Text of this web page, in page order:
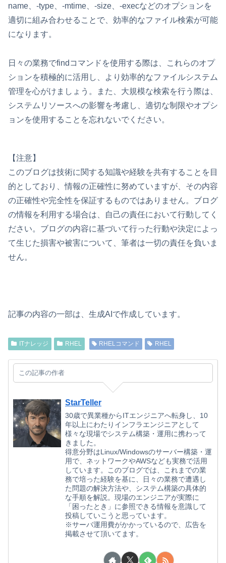
name、-type、-mtime、-size、-execなどのオプションを
適切に組み合わせることで、効率的なファイル検索が可能
になります。
日々の業務でfindコマンドを使用する際は、これらのオプ
ションを積極的に活用し、より効率的なファイルシステム
管理を心がけましょう。また、大規模な検索を行う際は、
システムリソースへの影響を考慮し、適切な制限やオプシ
ョンを使用することを忘れないでください。
【注意】
このブログは技術に関する知識や経験を共有することを目
的としており、情報の正確性に努めていますが、その内容
の正確性や完全性を保証するものではありません。ブログ
の情報を利用する場合は、自己の責任において行動してく
ださい。ブログの内容に基づいて行った行動や決定によっ
て生じた損害や被害について、筆者は一切の責任を負いま
せん。
記事の内容の一部は、生成AIで作成しています。
ITナレッジ RHEL RHELコマンド RHEL
この記事の作者
StarTeller
30歳で異業種からITエンジニアへ転身し、10
年以上にわたりインフラエンジニアとして
様々な現場でシステム構築・運用に携わって
きました。
得意分野はLinux/Windowsのサーバー構築・運
用で、ネットワークやAWSなども実務で活用
しています。このブログでは、これまでの業
務で培った経験を基に、日々の業務で遭遇し
た問題の解決方法や、システム構築の具体的
な手順を解説。現場のエンジニアが実際に
「困ったとき」に参照できる情報を意識して
投稿していこうと思っています。
※サーバ運用費がかかっているので、広告を
掲載させて頂いてます。